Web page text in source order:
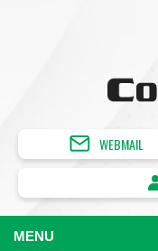
WEBMAIL
MENU